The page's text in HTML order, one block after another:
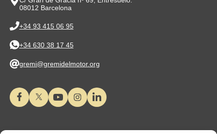
08012 Barcelona
+34 93 415 06 95
+34 630 38 17 45
gremi@gremidelmotor.org